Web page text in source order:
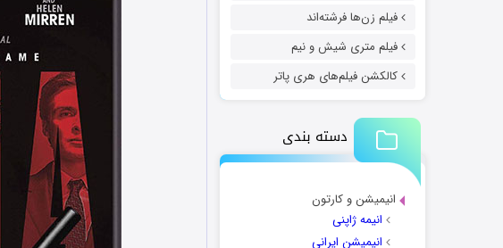
فیلم زن‌ها فرشته‌اند
فیلم متری شیش و نیم
کالکشن فیلم‌های هری پاتر
دسته بندی
انیمیشن و کارتون
انیمه ژاپنی
انیمیشن ایرانی